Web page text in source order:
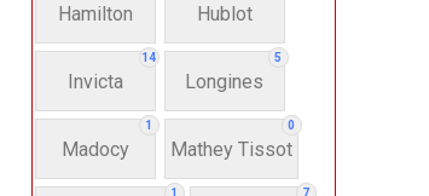
Hamilton Hublot
14
Invicta
5
Longines
1
Madocy
0
Mathey Tissot
1 7